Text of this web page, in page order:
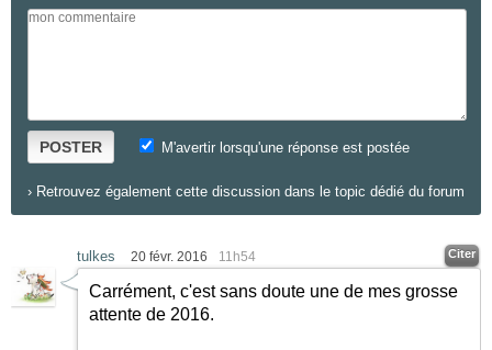
POSTER M'avertir lorsqu'une réponse est postée
› Retrouvez également cette discussion dans le topic dédié du forum
tulkes 20 févr. 2016 11h54 Citer
Carrément, c'est sans doute une de mes grosse
attente de 2016.